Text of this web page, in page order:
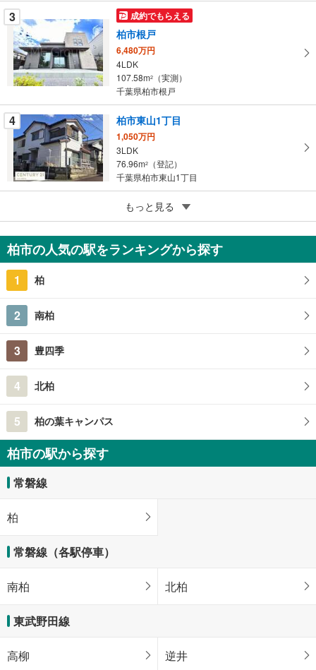
ー
ジ
に
保
存
す
る
3 成約でもらえる
柏市根戸
6,480万円
4LDK
107.58m2
（実測）
千葉県柏市根戸
4 柏市東山1丁目
1,050万円
3LDK
76.96m2
（登記）
千葉県柏市東山1丁目
柏市南増尾4丁目
1,280万円
3LDK
94.81m2 （登記）
千葉県柏市南増尾4丁目
もっと見る
柏市の人気の駅をランキングから探す
1 柏
2 南柏
3 豊四季
4 北柏
5 柏の葉キャンパス
柏市の駅から探す
常磐線
柏
常磐線（各駅停車）
南柏 北柏
東武野田線
高柳 逆井